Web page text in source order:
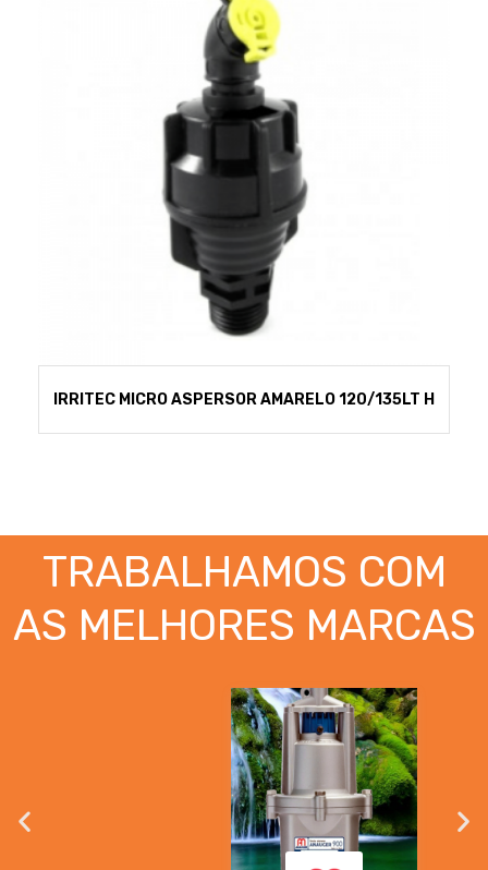
IRRITEC MICRO ASPERSOR AMARELO 120/135LT H
TRABALHAMOS COM
AS MELHORES MARCAS